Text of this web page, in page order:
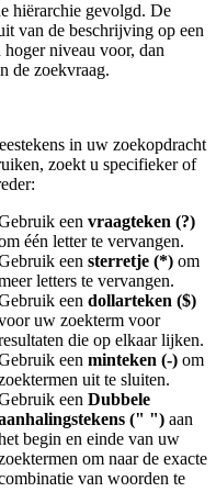
hiërarchie gevolgd. De
van de beschrijving op een
niveau voor, dan
de zoekvraag.
in uw zoekopdracht
zoekt u specifieker of
een vraagteken (?)
één letter te vervangen.
een sterretje (*) om
letters te vervangen.
een dollarteken ($)
uw zoekterm voor
die op elkaar lijken.
een minteken (-) om
uit te sluiten.
een Dubbele
(" ") aan
begin en einde van uw
om naar de exacte
van woorden te